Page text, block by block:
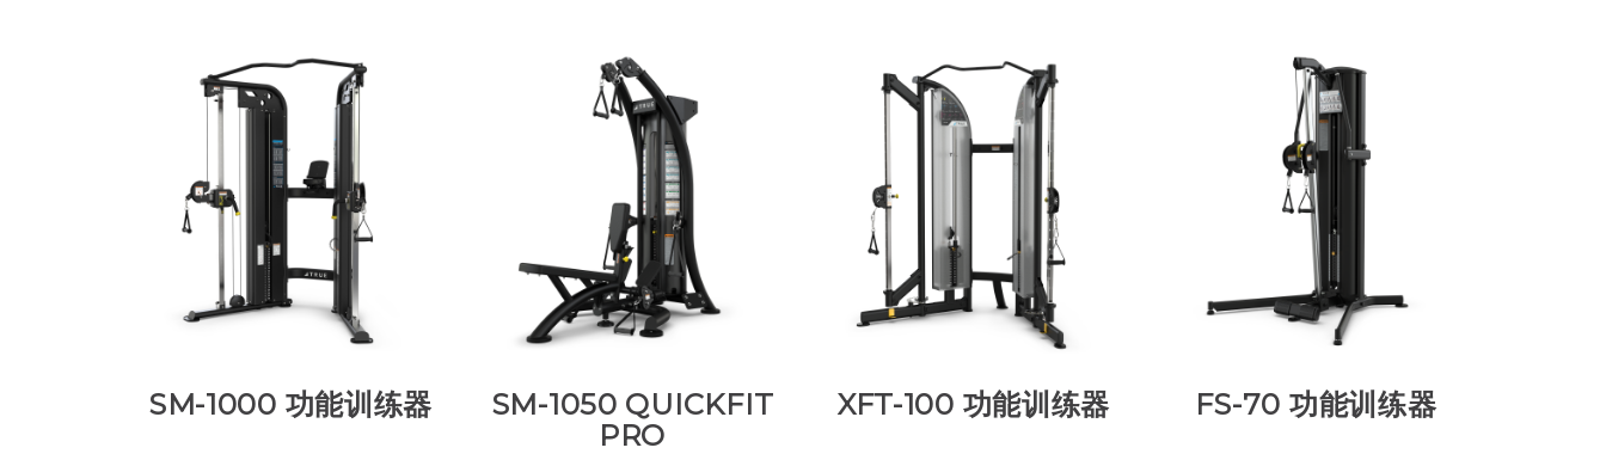
SM-1000 功能训练器
SM-1050 QUICKFIT
PRO
XFT-100 功能训练器 FS-70 功能训练器